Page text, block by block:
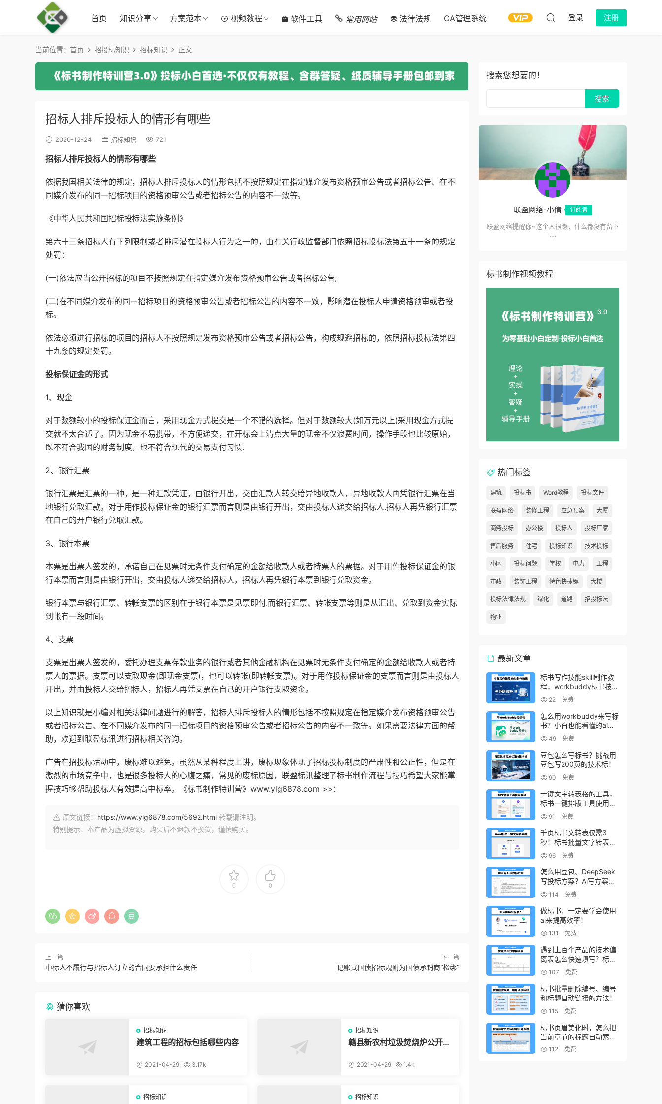
首页 知识分享 方案范本 视频教程 软件工具 常用网站 法律法规 CA管理系统 登录 注册
当前位置： 首页 招投标知识 招标知识 正文
招标人排斥投标人的情形有哪些
2020-12-24 招标知识 721
招标人排斥投标人的情形有哪些
依据我国相关法律的规定，招标人排斥投标人的情形包括不按照规定在指定媒介发布资格预审公告或者招标公告、在不
同媒介发布的同一招标项目的资格预审公告或者招标公告的内容不一致等。
《中华人民共和国招标投标法实施条例》
第六十三条招标人有下列限制或者排斥潜在投标人行为之一的，由有关行政监督部门依照招标投标法第五十一条的规定
处罚：
(一)依法应当公开招标的项目不按照规定在指定媒介发布资格预审公告或者招标公告;
(二)在不同媒介发布的同一招标项目的资格预审公告或者招标公告的内容不一致，影响潜在投标人申请资格预审或者投
标。
依法必须进行招标的项目的招标人不按照规定发布资格预审公告或者招标公告，构成规避招标的，依照招标投标法第四
十九条的规定处罚。
投标保证金的形式
1、现金
对于数额较小的投标保证金而言，采用现金方式提交是一个不错的选择。但对于数额较大(如万元以上)采用现金方式提
交就不太合适了。因为现金不易携带，不方便递交，在开标会上清点大量的现金不仅浪费时间，操作手段也比较原始，
既不符合我国的财务制度，也不符合现代的交易支付习惯.
2、银行汇票
银行汇票是汇票的一种，是一种汇款凭证，由银行开出，交由汇款人转交给异地收款人，异地收款人再凭银行汇票在当
地银行兑取汇款。对于用作投标保证金的银行汇票而言则是由银行开出，交由投标人递交给招标人.招标人再凭银行汇票
在自己的开户银行兑取汇款。
3、银行本票
本票是出票人签发的，承诺自己在见票时无条件支付确定的金额给收款人或者持票人的票据。对于用作投标保证金的银
行本票而言则是由银行开出，交由投标人递交给招标人，招标人再凭银行本票到银行兑取资金。
银行本票与银行汇票、转帐支票的区别在于银行本票是见票即付.而银行汇票、转帐支票等则是从汇出、兑取到资金实际
到帐有一段时间。
4、支票
支票是出票人签发的，委托办理支票存款业务的银行或者其他金融机构在见票时无条件支付确定的金额给收款人或者持
票人的票据。支票可以支取现金(即现金支票)，也可以转帐(即转帐支票)。对于用作投标保证金的支票而言则是由投标人
开出，并由投标人交给招标人，招标人再凭支票在自己的开户银行支取资金。
以上知识就是小编对相关法律问题进行的解答，招标人排斥投标人的情形包括不按照规定在指定媒介发布资格预审公告
或者招标公告、在不同媒介发布的同一招标项目的资格预审公告或者招标公告的内容不一致等。如果需要法律方面的帮
助，欢迎到联盈标讯进行招标相关咨询。
广告在招投标活动中，废标难以避免。虽然从某种程度上讲，废标现象体现了招标投标制度的严肃性和公正性，但是在
激烈的市场竞争中，也是很多投标人的心腹之痛，常见的废标原因，联盈标讯整理了标书制作流程与技巧希望大家能掌
握技巧够帮助投标人有效提高中标率。《标书制作特训营》www.ylg6878.com >>：
原文链接： https://www.ylg6878.com/5692.html 转载请注明。
特别提示：本产品为虚拟资源，购买后不退款不换货，谨慎购买。
0 0
上一篇
中标人不履行与招标人订立的合同要承担什么责任
下一篇
记账式国债招标规则为国债承销商“松绑”
猜你喜欢
招标知识
建筑工程的招标包括哪些内容
2021-04-29 3.17k
招标知识
赣县新农村垃圾焚烧炉公开招
2021-04-29 1.4k
招标知识 招标知识
搜索您想要的！
联盈网络-小倩 订阅者
联盈网络提醒你~这个人很懒，什么都没有留下
～
标书制作视频教程
热门标签
建筑 投标书 Word教程 投标文件
联盈网络 装修工程 应急预案 大厦
商务投标 办公楼 投标人 投标厂家
售后服务 住宅 投标知识 技术投标
小区 投标问题 学校 电力 工程
市政 装饰工程 特色快捷键 大楼
投标法律法规 绿化 道路 招投标法
物业
最新文章
标书写作技能skill制作教
程，workbuddy标书技能
生成教程
22 免费
怎么用workbuddy来写标
书？小白也能看懂的ai标
书写作方法！
49 免费
豆包怎么写标书？挑战用
豆包写200页的技术标！
90 免费
一键文字转表格的工具，
标书一键排版工具使用教
程 91 免费
千页标书文转表仅需3
秒！标书批量文字转表格
的小工具！
96 免费
怎么用豆包、DeepSeek
写投标方案？Ai写方案的
小技巧
114 免费
做标书，一定要学会使用
ai来提高效率！
131 免费
遇到上百个产品的技术偏
离表怎么快速填写？标书
制作技巧！
107 免费
标书批量删除编号、编号
和标题自动链接的方法！
115 免费
标书页眉美化时，怎么把
当前章节的标题自动索引
到页眉上？
112 免费